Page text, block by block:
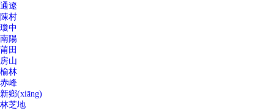
通遼
陳村
瓊中
南陽
莆田
房山
榆林
赤峰
新鄉(xiāng)
林芝地